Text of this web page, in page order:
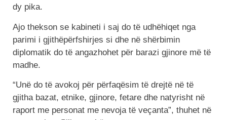
dy pika.
Ajo thekson se kabineti i saj do të udhëhiqet nga
parimi i gjithëpërfshirjes si dhe në shërbimin
diplomatik do të angazhohet për barazi gjinore më të
madhe.
“Unë do të avokoj për përfaqësim të drejtë në të
gjitha bazat, etnike, gjinore, fetare dhe natyrisht në
raport me personat me nevoja të veçanta”, thuhet në